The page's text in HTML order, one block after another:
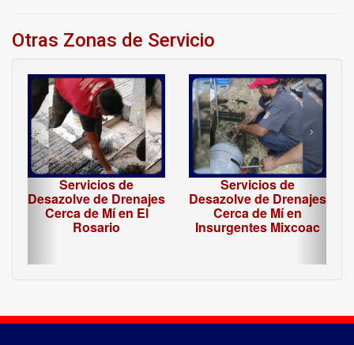
Otras Zonas de Servicio
Servicios de
Desazolve de Drenajes
Cerca de Mí en El
Rosario
Servicios de
Desazolve de Drenajes
Cerca de Mí en
Insurgentes Mixcoac
‹ ›